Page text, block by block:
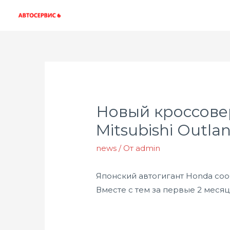
Новый
Mitsubishi
news / От admin
Японский автогигант Honda
Вместе с тем за первые 2